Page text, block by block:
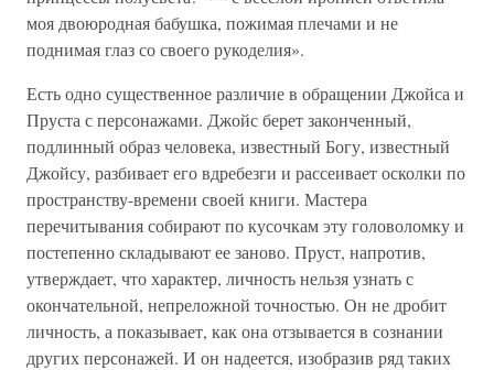
моя двоюродная бабушка, пожимая плечами и не
поднимая глаз со своего рукоделия».
Есть одно существенное различие в обращении Джойса и
Пруста с персонажами. Джойс берет законченный,
подлинный образ человека, известный Богу, известный
Джойсу, разбивает его вдребезги и рассеивает осколки по
пространству-времени своей книги. Мастера
перечитывания собирают по кусочкам эту головоломку и
постепенно складывают ее заново. Пруст, напротив,
утверждает, что характер, личность нельзя узнать с
окончательной, непреложной точностью. Он не дробит
личность, а показывает, как она отзывается в сознании
других персонажей. И он надеется, изобразив ряд таких